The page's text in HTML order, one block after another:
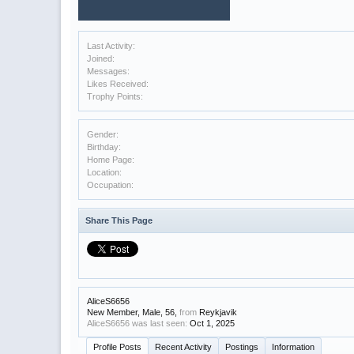
Last Activity:
Joined:
Messages:
Likes Received:
Trophy Points:
Gender:
Birthday:
Home Page:
Location:
Occupation:
Share This Page
AliceS6656
New Member, Male, 56, from Reykjavik
AliceS6656 was last seen: Oct 1, 2025
Profile Posts Recent Activity Postings Information